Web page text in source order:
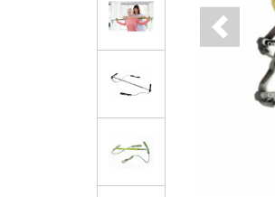
Previous